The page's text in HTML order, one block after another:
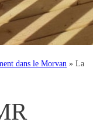
dans le Morvan » La